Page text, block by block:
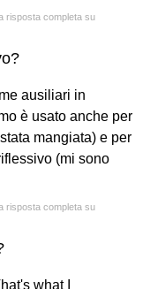
risposta completa su
ausiliari in
è usato anche per
mangiata) e per
(mi sono
risposta completa su
what I